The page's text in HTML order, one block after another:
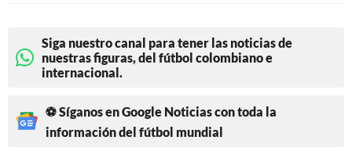
Siga nuestro canal para tener las noticias de
nuestras figuras, del fútbol colombiano e
internacional.
⚽ Síganos en Google Noticias con toda la
información del fútbol mundial